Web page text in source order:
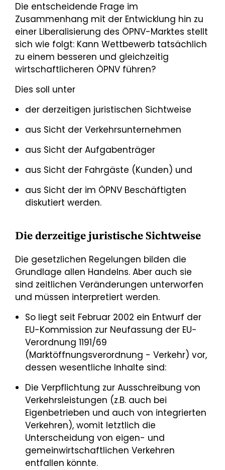
Die entscheidende Frage im
Zusammenhang mit der Entwicklung hin zu
einer Liberalisierung des ÖPNV-Marktes stellt
sich wie folgt: Kann Wettbewerb tatsächlich
zu einem besseren und gleichzeitig
wirtschaftlicheren ÖPNV führen?
Dies soll unter
der derzeitigen juristischen Sichtweise
aus Sicht der Verkehrsunternehmen
aus Sicht der Aufgabenträger
aus Sicht der Fahrgäste (Kunden) und
aus Sicht der im ÖPNV Beschäftigten
diskutiert werden.
Die derzeitige juristische Sichtweise
Die gesetzlichen Regelungen bilden die
Grundlage allen Handelns. Aber auch sie
sind zeitlichen Veränderungen unterworfen
und müssen interpretiert werden.
So liegt seit Februar 2002 ein Entwurf der
EU-Kommission zur Neufassung der EU-
Verordnung 1191/69
(Marktöffnungsverordnung - Verkehr) vor,
dessen wesentliche Inhalte sind:
Die Verpflichtung zur Ausschreibung von
Verkehrsleistungen (z.B. auch bei
Eigenbetrieben und auch von integrierten
Verkehren), womit letztlich die
Unterscheidung von eigen- und
gemeinwirtschaftlichen Verkehren
entfallen könnte.